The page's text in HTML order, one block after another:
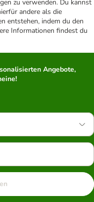
zu verwenden. Du kannst
andere als die
entstehen, indem du den
Informationen findest du
Angebote,